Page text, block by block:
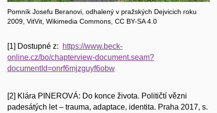
Pomník Josefu Beranovi, odhalený v pražských Dejvicich roku
2009, VitVit, Wikimedia Commons, CC BY-SA 4.0
[1] Dostupné z:
https://www.beck-
online.cz/bo/chapterview-document.seam?
documentId=onrf6mjzguyf6obw
[2] Klára PINEROVÁ: Do konce života. Političtí vězni
padesátých let – trauma, adaptace, identita. Praha 2017, s.